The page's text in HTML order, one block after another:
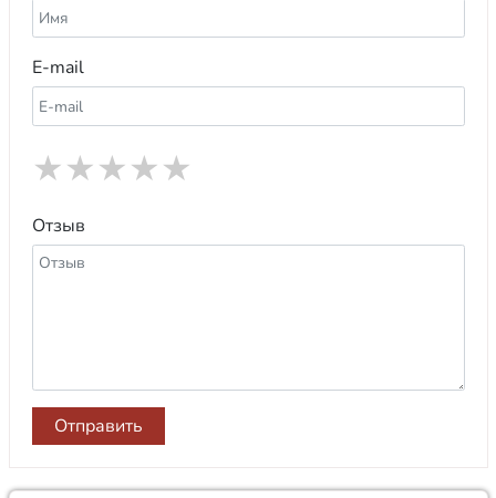
E-mail
★
★
★
★
★
Отзыв
Отправить